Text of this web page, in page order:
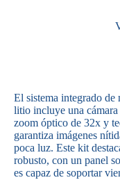
El sistema integrado de
litio incluye una
zoom óptico de 32x y
garantiza imágenes
poca luz. Este kit
robusto, con un panel
es capaz de soportar